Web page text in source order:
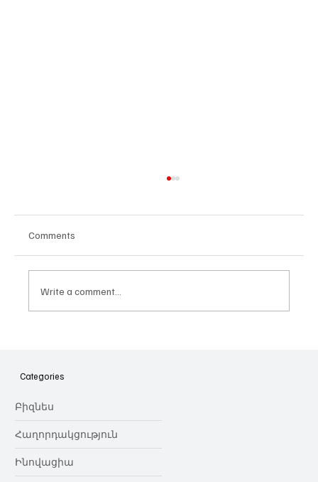
նվիրում որոշում
Comments
Write a comment...
Categories
Բիզնես
Հաղորդակցություն
Ինովացիա